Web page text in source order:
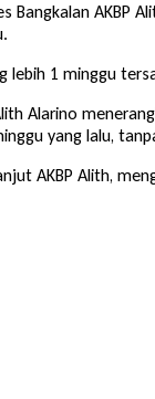
Bangkalan AKBP
lebih 1 minggu
Alarino
yang lalu,
AKBP Alith,